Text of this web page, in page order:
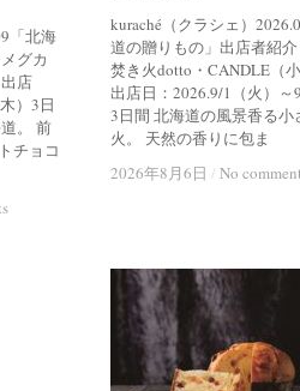
kuraché（クラシェ）
道の贈りもの」出店者紹
焚き火dotto・CANDLE（
出店日：2026.9/1（火）～
3日間 北海道の風景香る小
火。 天然の香りに包ま
2026年8月6日 / No
2026年8月6日 / No
「北海
グカ
店
）3日
。 前
チョコ